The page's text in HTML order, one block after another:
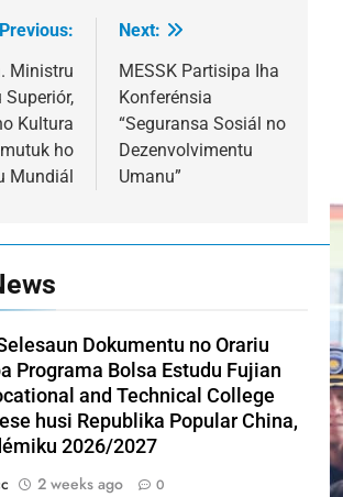
Previous:
Ministru
Superiór,
Kultura
ho
Mundiál
Next:
MESSK Partisipa Iha
Konferénsia
“Seguransa Sosiál no
Dezenvolvimentu
Umanu”
Dokumentu no Orariu
Programa Bolsa Estudu Fujian
and Technical College
husi Republika Popular China,
2026/2027
2 weeks ago 0